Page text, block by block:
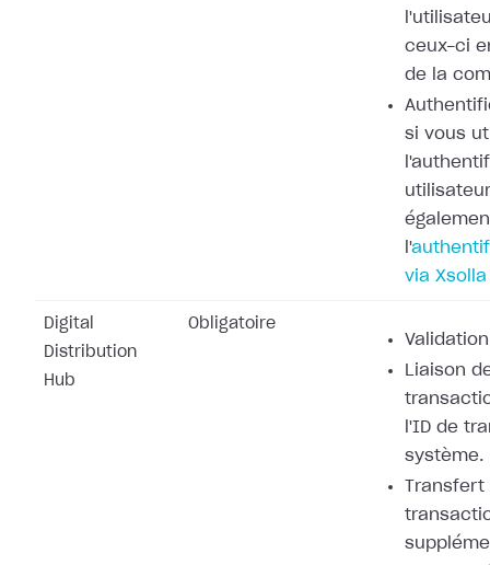
ceux-ci
de la
si vous
l'
via Xsolla
Digital
Distribution
Hub
Obligatoire
Liaison
l'ID de
système.